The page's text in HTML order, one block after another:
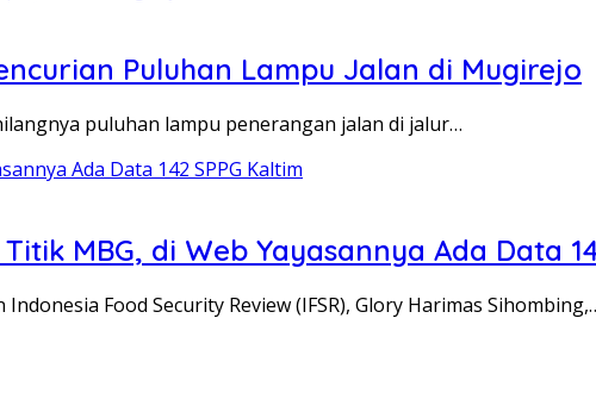
Puluhan Lampu Jalan di Mugirejo
puluhan lampu penerangan jalan di jalur…
MBG, di Web Yayasannya Ada Data
Food Security Review (IFSR), Glory Harimas